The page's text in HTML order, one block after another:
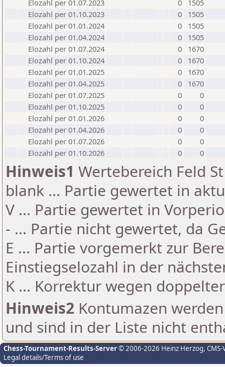
Elozahl per 01.07.2023
0
1505
Elozahl per 01.10.2023
0
1505
Elozahl per 01.01.2024
0
1505
Elozahl per 01.04.2024
0
1505
Elozahl per 01.07.2024
0
1670
Elozahl per 01.10.2024
0
1670
Elozahl per 01.01.2025
0
1670
Elozahl per 01.04.2025
0
1670
Elozahl per 01.07.2025
0
0
Elozahl per 01.10.2025
0
0
Elozahl per 01.01.2026
0
0
Elozahl per 01.04.2026
0
0
Elozahl per 01.07.2026
0
0
Elozahl per 01.10.2026
0 0
Hinweis1 Wertebereich Feld
blank ... Partie gewertet in
V ... Partie gewertet in
- ... Partie nicht gewertet, da
E ... Partie vorgemerkt zur
Einstiegselozahl in der
K ... Korrektur wegen
Hinweis2 Kontumazen
und sind in der Liste nicht
Chess-Tournament-Results-Server© 2006-2026 Heinz Herzog,
Legal details/Terms of use